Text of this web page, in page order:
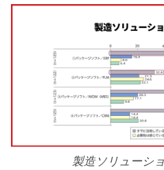
製造ソリューシ